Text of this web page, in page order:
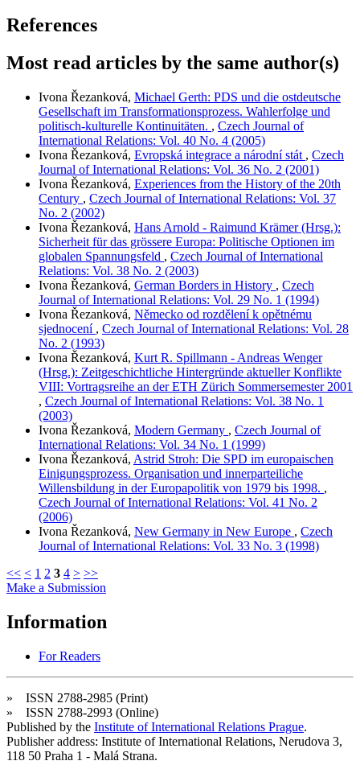
References
Most read articles by the same author(s)
Ivona Řezanková, Michael Gerth: PDS und die ostdeutsche
Gesellschaft im Transformationsprozess. Wahlerfolge und
politisch-kulturelle Kontinuitäten. , Czech Journal of
International Relations: Vol. 40 No. 4 (2005)
Ivona Řezanková, Evropská integrace a národní stát , Czech
Journal of International Relations: Vol. 36 No. 2 (2001)
Ivona Řezanková, Experiences from the History of the 20th
Century , Czech Journal of International Relations: Vol. 37
No. 2 (2002)
Ivona Řezanková, Hans Arnold - Raimund Krämer (Hrsg.):
Sicherheit für das grössere Europa: Politische Optionen im
globalen Spannungsfeld , Czech Journal of International
Relations: Vol. 38 No. 2 (2003)
Ivona Řezanková, German Borders in History , Czech
Journal of International Relations: Vol. 29 No. 1 (1994)
Ivona Řezanková, Německo od rozdělení k opětnému
sjednocení , Czech Journal of International Relations: Vol. 28
No. 2 (1993)
Ivona Řezanková, Kurt R. Spillmann - Andreas Wenger
(Hrsg.): Zeitgeschichtliche Hintergründe aktueller Konflikte
VIII: Vortragsreihe an der ETH Zürich Sommersemester 2001
, Czech Journal of International Relations: Vol. 38 No. 1
(2003)
Ivona Řezanková, Modern Germany , Czech Journal of
International Relations: Vol. 34 No. 1 (1999)
Ivona Řezanková, Astrid Stroh: Die SPD im europaischen
Einigungsprozess. Organisation und innerparteiliche
Willensbildung in der Europapolitik von 1979 bis 1998. ,
Czech Journal of International Relations: Vol. 41 No. 2
(2006)
Ivona Řezanková, New Germany in New Europe , Czech
Journal of International Relations: Vol. 33 No. 3 (1998)
<< < 1 2 3 4 > >>
Make a Submission
Information
For Readers
» ISSN 2788-2985 (Print)
» ISSN 2788-2993 (Online)
Published by the Institute of International Relations Prague.
Publisher address: Institute of International Relations, Nerudova 3,
118 50 Praha 1 - Malá Strana.